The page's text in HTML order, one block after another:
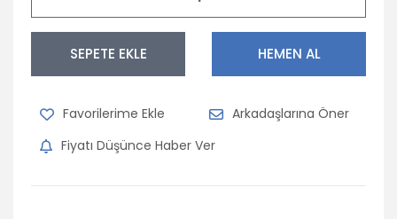
SEPETE EKLE HEMEN AL
Arkadaşlarına Öner
Fiyatı Düşünce Haber Ver